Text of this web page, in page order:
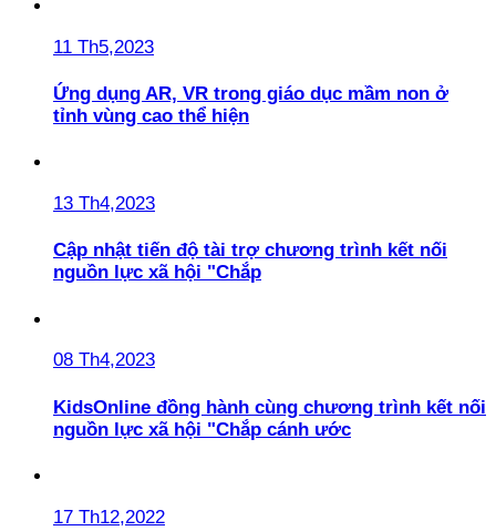
11 Th5,2023
Ứng dụng AR, VR trong giáo dục mầm non ở
tỉnh vùng cao thể hiện
13 Th4,2023
Cập nhật tiến độ tài trợ chương trình kết nối
nguồn lực xã hội "Chắp
08 Th4,2023
KidsOnline đồng hành cùng chương trình kết nối
nguồn lực xã hội "Chắp cánh ước
17 Th12,2022